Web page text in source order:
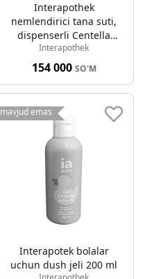
Interapothek
nemlendirici tana suti,
dispenserli Centella
Asiatica ekstrakti 750 ml
Interapothek
154 000 SO'M
mavjud emas
Interapotek bolalar
uchun dush jeli 200 ml